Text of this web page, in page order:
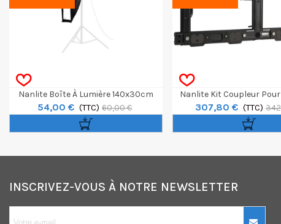
Nanlite Boîte À Lumière 140x30cm
54,00 € (TTC) 60,00 €
Nanlite Kit Coupleur
240CL
307,80 € (TTC)
INSCRIVEZ-VOUS À NOTRE NEWSLETTER
10€ OFFERTS sur